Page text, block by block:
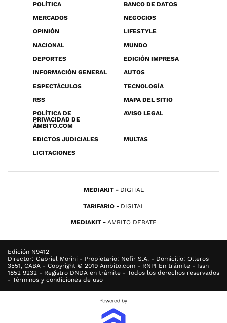
POLÍTICA
BANCO DE DATOS
MERCADOS
NEGOCIOS
OPINIÓN
LIFESTYLE
NACIONAL
MUNDO
DEPORTES
EDICIÓN IMPRESA
INFORMACIÓN GENERAL
AUTOS
ESPECTÁCULOS
TECNOLOGÍA
RSS
MAPA DEL SITIO
POLÍTICA DE
PRIVACIDAD DE
ÁMBITO.COM
AVISO LEGAL
EDICTOS JUDICIALES
MULTAS
LICITACIONES
MEDIAKIT DIGITAL
TARIFARIO DIGITAL
MEDIAKIT AMBITO DEBATE
Edición N9412
Director: Gabriel Morini - Propietario: Nefir S.A. - Domicilio: Olleros
3551, CABA - Copyright © 2019 Ambito.com - RNPI En trámite - Issn
1852 9232 - Registro DNDA en trámite - Todos los derechos reservados
- Términos y condiciones de uso